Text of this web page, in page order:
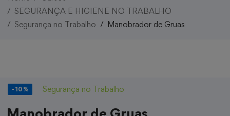
SEGURANÇA E HIGIENE NO TRABALHO
Segurança no Trabalho
Manobrador de Gruas
-10% Segurança no Trabalho
Manobrador de Gruas